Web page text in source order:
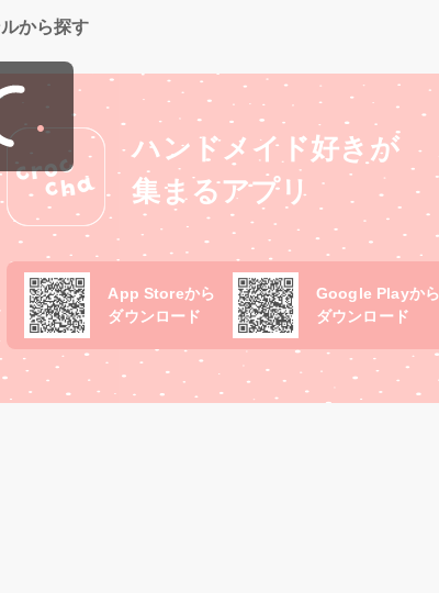
から探す
ハンドメイド好きが
集まるアプリ
App Storeから
ダウンロード
Google Playから
ダウンロード